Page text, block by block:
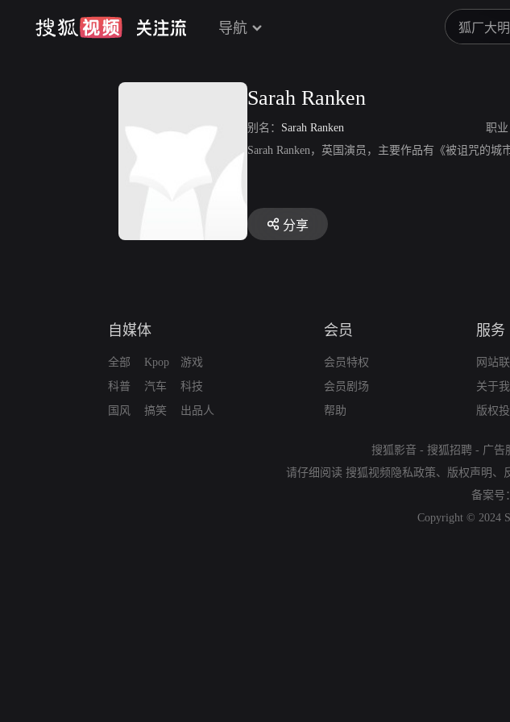
导航
Sarah Ranken
别名： Sarah Ranken 职业
Sarah Ranken，英国演员，主要作品有《被诅咒的城
分享
自媒体
全部
科普
国风
Kpop
汽车
搞笑
游戏
科技
出品人
会员
会员特权
会员剧场
帮助
服务
网站
关于我
版权
搜狐影音 - 搜狐招聘 - 广告
请仔细阅读 搜狐视频隐私政策、 版权声明 、
备案号：
Copyright © 2024